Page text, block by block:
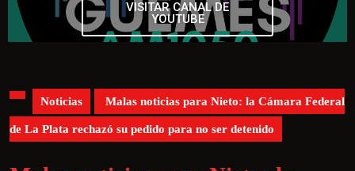
VISITAR CANAL DE
YOUTUBE
Noticias Malas noticias para Nieto: la Cámara Federal
de La Plata rechazó su pedido para no ser detenido